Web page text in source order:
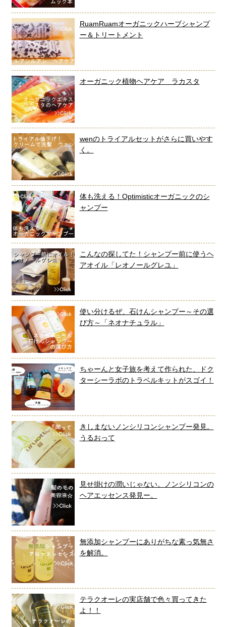
RuamRuamオーガニックハーブシャンプ
ー＆トリートメント
オーガニック植物ヘアケア ラカスタ
wenのトライアルセットがさらに買いやす
く。
体も洗える！Optimisticオーガニックのシ
ャンプー
こんなの探してた！シャンプー前に使うヘ
アオイル「レオノールグレユ」
使い分けるぜ、石けんシャンプー～その選
び方～「ネオナチュラル」
ちゃーんと女子旅を考えて作られた、ドク
ターシーラボのトラベルキットがスゴイ！
きしまないノンシリコンシャンプー発見。
うるおって
見せ掛けの潤いじゃない。ノンシリコンの
ヘアエッセンス発見ー。
無添加シャンプーにありがちな素っ気無さ
を解消。
テラクオーレの実店舗で色々買ってきた
よ！！